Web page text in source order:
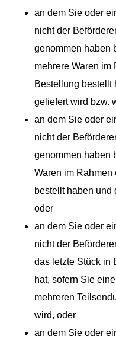
an dem Sie oder
nicht der
genommen haben
mehrere Waren
Bestellung bestellt
geliefert wird bzw.
an dem Sie oder
nicht der
genommen haben
Waren im
bestellt haben und
oder
an dem Sie oder
nicht der
das letzte Stück in
hat, sofern Sie
mehreren
wird, oder
an dem Sie oder